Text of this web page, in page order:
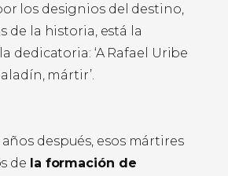
los designios del destino,
de la historia, está la
dedicatoria: ‘A Rafael Uribe
mártir’.
después, esos mártires
de la formación de